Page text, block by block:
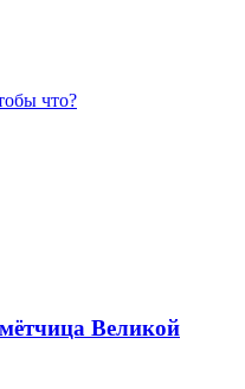
что?
Великой